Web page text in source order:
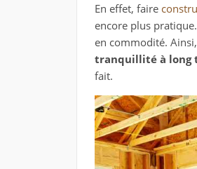
En effet, faire
encore plus
en commodité.
tranquillité à long
fait.